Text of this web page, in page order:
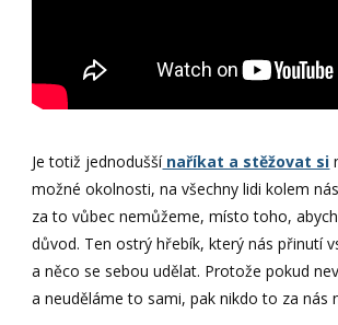
Je totiž jednoduššínaříkat a stěžovat si
možné okolnosti, na všechny lidi kolem
za to vůbec nemůžeme, místo toho,
důvod. Ten ostrý hřebík, který nás přinutí
a něco se sebou udělat. Protože pokud
a neuděláme to sami, pak nikdo to za nás